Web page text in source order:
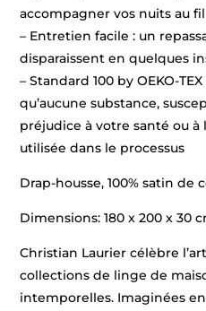
accompagner vos nuits au
– Entretien facile : un
disparaissent en quelques
– Standard 100 by OEKO-
qu’aucune substance,
préjudice à votre santé ou à
utilisée dans le processus
Drap-housse, 100% satin de
Dimensions: 180 x 200 x 30
Christian Laurier célèbre
collections de linge de
intemporelles. Imaginées